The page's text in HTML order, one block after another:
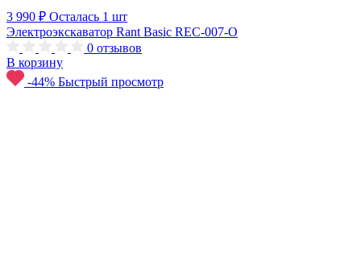
3 990 ₽ Осталась 1 шт
Электроэкскаватор Rant Basic REC-007-O
0 отзывов
В корзину
-44% Быстрый просмотр